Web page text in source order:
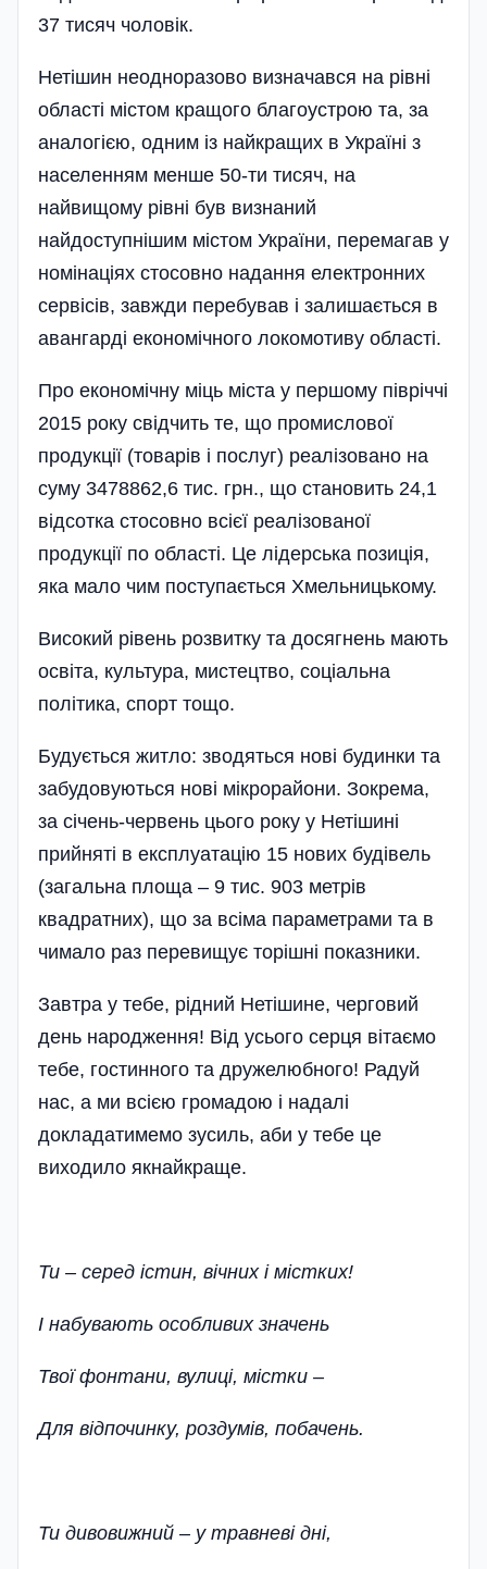
37 тисяч чоловік.
Нетішин неодноразово визначався на рівні
області містом кращого благоустрою та, за
аналогією, одним із найкращих в Україні з
населенням менше 50-ти тисяч, на
найвищому рівні був визнаний
найдоступнішим містом України, перемагав у
номінаціях стосовно надання електронних
сервісів, завжди перебував і залишається в
авангарді еконо­мічного локомотиву області.
Про економічну міць міста у першому півріччі
2015 року свідчить те, що промислової
продукції (товарів і послуг) реалізовано на
суму 3478862,6 тис. грн., що становить 24,1
відсотка стосовно всієї реалізованої
продукції по області. Це лідерська позиція,
яка мало чим поступається Хмельницькому.
Високий рівень розвитку та досягнень мають
освіта, культура, мистецтво, соціальна
політика, спорт тощо.
Будується житло: зводяться нові будинки та
забудовуються нові мік­рорайони. Зокрема,
за січень-червень цього року у Нетішині
прийняті в експлуатацію 15 нових будівель
(загальна площа – 9 тис. 903 метрів
квадратних), що за всіма параметрами та в
чимало раз перевищує торішні показники.
Завтра у тебе, рідний Нетішине, черговий
день народження! Від усьо­го серця вітаємо
тебе, гостинного та дружелюбного! Радуй
нас, а ми всією громадою і надалі
докладатимемо зусиль, аби у тебе це
виходило якнайкраще.
Ти – серед істин, вічних і містких!
І набувають особливих значень
Твої фонтани, вулиці, містки –
Для відпочинку, роздумів, побачень­.
Ти дивовижний – у травневі дні,